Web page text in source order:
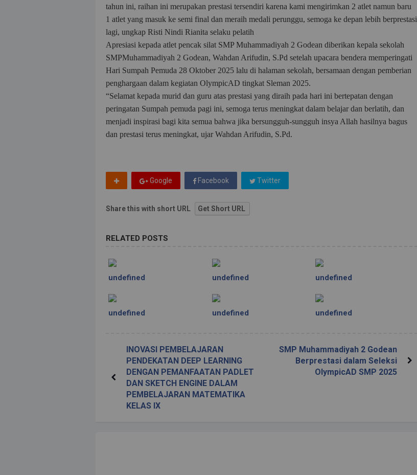
tahun ini, raihan ini merupakan prestasi tersendiri karena kami mengirimkan 2 atlet namun baru
1 atlet yang masuk ke semi final dan meraih medali perunggu, semoga ke depan lebih berprestasi
lagi, ungkap Risti Nindi Rianita selaku pelatih
Apresiasi kepada atlet pencak silat SMP Muhammadiyah 2 Godean diberikan kepala sekolah
SMPMuhammadiyah 2 Godean, Wahdan Arifudin, S.Pd setelah upacara bendera memperingati
Hari Sumpah Pemuda 28 Oktober 2025 lalu di halaman sekolah, bersamaan dengan pemberian
penghargaan dalam kegiatan OlympicAD tingkat Sleman 2025.
“Selamat kepada murid dan guru atas prestasi yang diraih pada hari ini bertepatan dengan
peringatan Sumpah pemuda pagi ini, semoga terus meningkat dalam belajar dan berlatih, dan
menjadi inspirasi bagi kita semua bahwa jika bersungguh-sungguh insya Allah hasilnya bagus
dan prestasi terus meningkat, ujar Wahdan Arifudin, S.Pd.
Google Facebook Twitter
Share this with short URL Get Short URL
RELATED POSTS
undefined undefined undefined
undefined undefined undefined
INOVASI PEMBELAJARAN
PENDEKATAN DEEP LEARNING
DENGAN PEMANFAATAN PADLET
DAN SKETCH ENGINE DALAM
PEMBELAJARAN MATEMATIKA
KELAS IX
SMP Muhammadiyah 2 Godean
Berprestasi dalam Seleksi
OlympicAD SMP 2025